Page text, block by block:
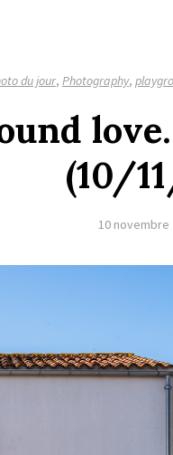
du jour, Photography,
(10/
10 novembre